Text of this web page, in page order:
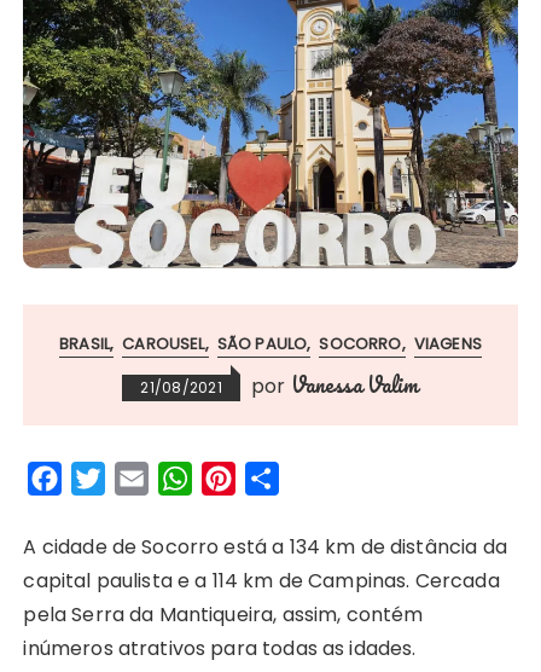
BRASIL CAROUSEL SÃO PAULO SOCORRO VIAGENS
21/08/2021 por Vanessa Valim
c
e
b
o
i
t
t
e
a
i
l
W
a
t
s
A
n
t
e
r
a
r
e
A cidade de Socorro está a 134 km de distância da
capital paulista e a 114 km de Campinas. Cercada
pela Serra da Mantiqueira, assim, contém
inúmeros atrativos para todas as idades.